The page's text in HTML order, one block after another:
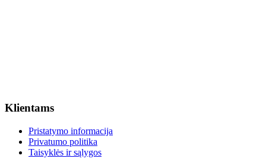
Klientams
Pristatymo informacija
Privatumo politika
Taisyklės ir sąlygos